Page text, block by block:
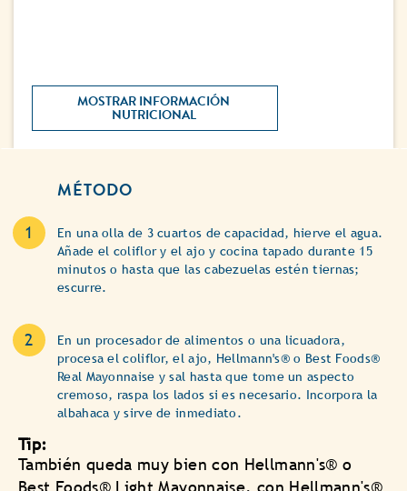
MOSTRAR INFORMACIÓN
NUTRICIONAL
MÉTODO
En una olla de 3 cuartos de capacidad, hierve el agua.
Añade el coliflor y el ajo y cocina tapado durante 15
minutos o hasta que las cabezuelas estén tiernas;
escurre.
En un procesador de alimentos o una licuadora,
procesa el coliflor, el ajo, Hellmann's® o Best Foods®
Real Mayonnaise y sal hasta que tome un aspecto
cremoso, raspa los lados si es necesario. Incorpora la
albahaca y sirve de inmediato.
Tip:
También queda muy bien con Hellmann's® o
Best Foods® Light Mayonnaise, con Hellmann's®